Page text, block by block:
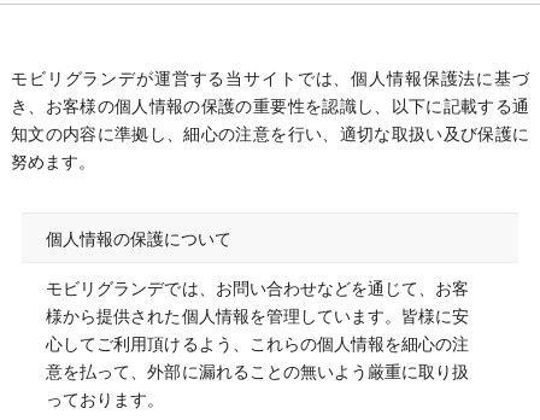
モビリグランデが運営する当サイトでは、個人情報保護法に基づ
き、お客様の個人情報の保護の重要性を認識し、以下に記載する通
知文の内容に準拠し、細心の注意を行い、適切な取扱い及び保護に
努めます。
個人情報の保護について
モビリグランデでは、お問い合わせなどを通じて、お客
様から提供された個人情報を管理しています。皆様に安
心してご利用頂けるよう、これらの個人情報を細心の注
意を払って、外部に漏れることの無いよう厳重に取り扱
っております。